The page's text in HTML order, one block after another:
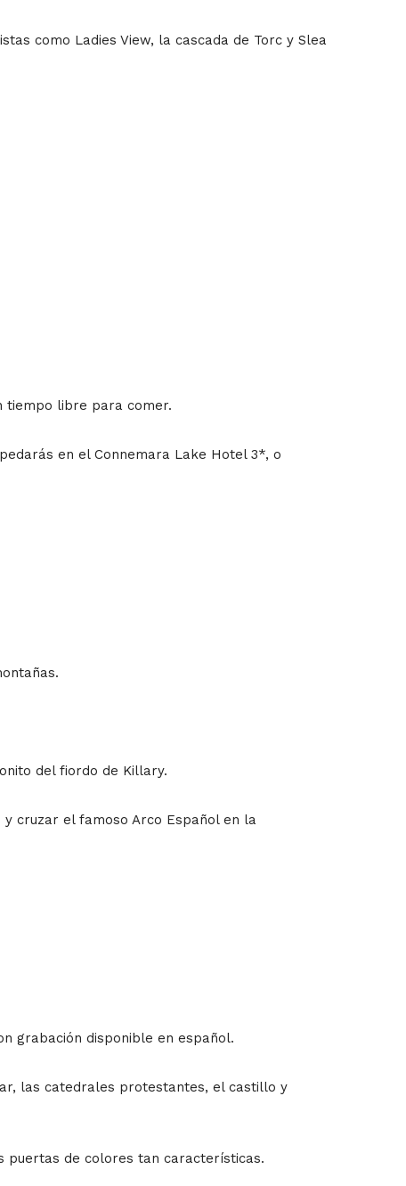
como Ladies View, la cascada de Torc y Slea
tiempo libre para comer.
en el Connemara Lake Hotel 3*, o
del fiordo de Killary.
cruzar el famoso Arco Español en la
grabación disponible en español.
las catedrales protestantes, el castillo y
puertas de colores tan características.